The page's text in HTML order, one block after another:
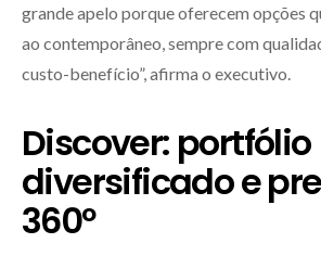
grande apelo porque oferecem opções
ao contemporâneo, sempre com
custo-benefício”, afirma o executivo.
Discover: portfólio
diversificado e
360º